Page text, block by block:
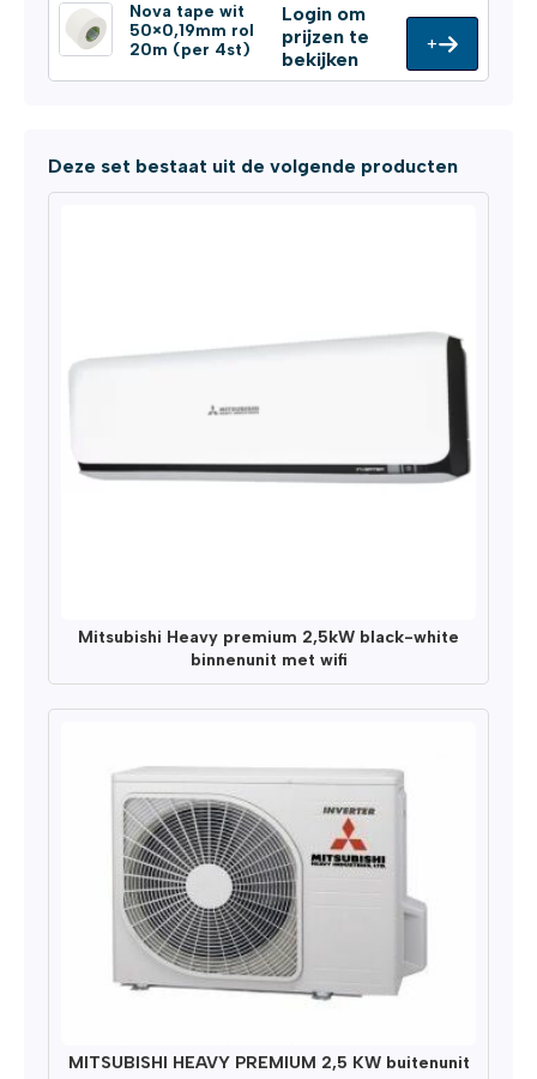
Nova tape wit
50×0,19mm rol
20m (per 4st)
Login om
prijzen te
bekijken
+
Deze set bestaat uit de volgende producten
Mitsubishi Heavy premium 2,5kW black-white
binnenunit met wifi
MITSUBISHI HEAVY PREMIUM 2,5 KW buitenunit